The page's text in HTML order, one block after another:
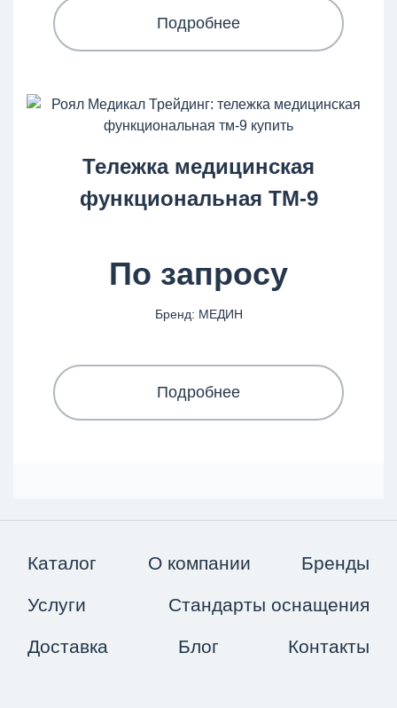
Подробнее
Тележка медицинская
функциональная ТМ-9
По запросу
Бренд: МЕДИН
Подробнее
Каталог О компании Бренды
Услуги Стандарты оснащения
Доставка Блог Контакты